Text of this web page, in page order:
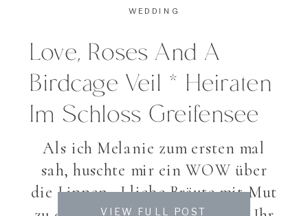
Als ich Melanie zum ersten mal
sah, huschte mir ein WOW über
die Lippen. I liebe Bräute mit Mut
Love, Roses And A
Birdcage Veil * Heiraten
Im Schloss Greifensee
WEDDING
VIEW FULL POST